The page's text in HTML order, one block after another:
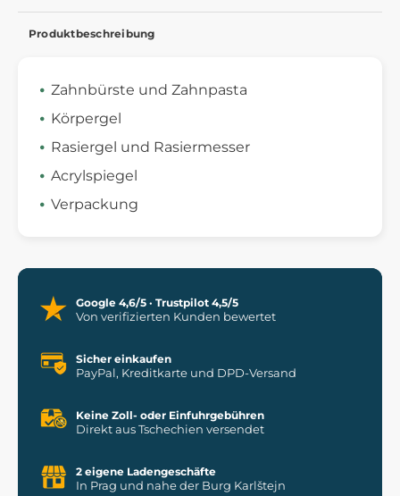
Produktbeschreibung
Zahnbürste und Zahnpasta
Körpergel
Rasiergel und Rasiermesser
Acrylspiegel
Verpackung
Google 4,6/5 · Trustpilot 4,5/5
Von verifizierten Kunden bewertet
Sicher einkaufen
PayPal, Kreditkarte und DPD-Versand
Keine Zoll- oder Einfuhrgebühren
Direkt aus Tschechien versendet
2 eigene Ladengeschäfte
In Prag und nahe der Burg Karlštejn